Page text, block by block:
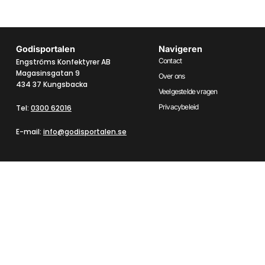
Godisportalen
Engströms Konfektyrer AB
Magasinsgatan 9
434 37 Kungsbacka
Tel: 0300 62016
E-mail: info@godisportalen.se
Navigeren
Contact
Over ons
Veelgestelde vragen
Privacybeleid